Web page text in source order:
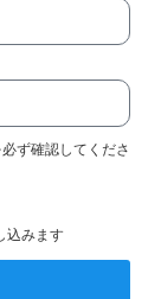
ず確認してくださ
込みます